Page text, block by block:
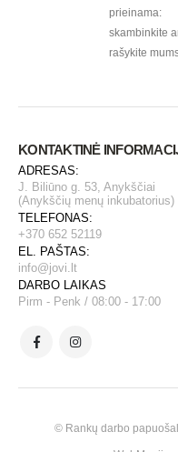
prieinama:
skambinkite
rašykite
KONTAKTINĖ
ADRESAS:
J. Biliūno g. 53, Anykščiai
(Anykščių menų inkubatorius)
TELEFONAS:
+370 652 52119
EL. PAŠTAS:
info@jovi.lt
DARBO LAIKAS
Pirm - Penk / 08:00 - 17:00
© Rankų darbo